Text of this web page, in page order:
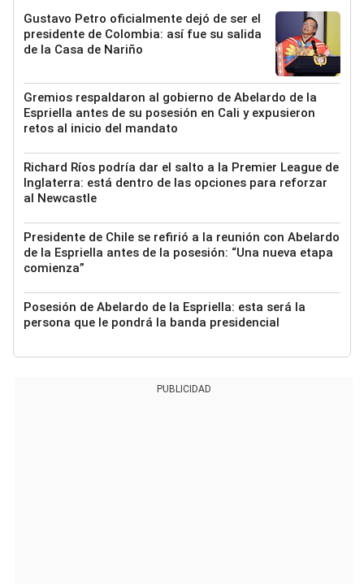
Gustavo Petro oficialmente dejó de ser el
presidente de Colombia: así fue su salida
de la Casa de Nariño
Gremios respaldaron al gobierno de Abelardo de la
Espriella antes de su posesión en Cali y expusieron
retos al inicio del mandato
Richard Ríos podría dar el salto a la Premier League de
Inglaterra: está dentro de las opciones para reforzar
al Newcastle
Presidente de Chile se refirió a la reunión con Abelardo
de la Espriella antes de la posesión: “Una nueva etapa
comienza”
Posesión de Abelardo de la Espriella: esta será la
persona que le pondrá la banda presidencial
PUBLICIDAD